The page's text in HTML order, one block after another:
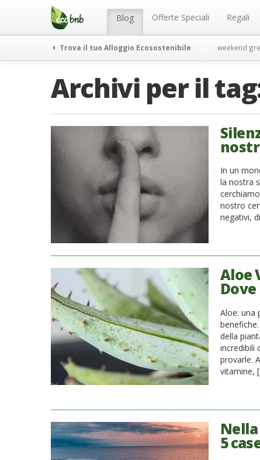
Menu Blog Offerte Speciali Regali
Trova il tuo Alloggio Ecosostenibile weekend
Archivi per il
In un
la nostra
nostro
negativi,
Aloe
Aloe: una
della
incredibili
provarle.
vitamine,
5